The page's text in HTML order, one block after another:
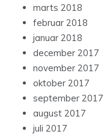
marts 2018
februar 2018
januar 2018
december 2017
november 2017
oktober 2017
september 2017
august 2017
juli 2017